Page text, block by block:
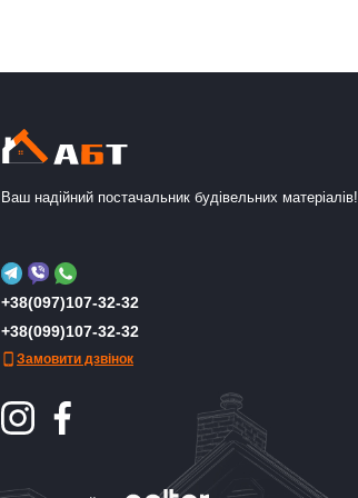
Ваш надійний постачальник будівельних матеріалів!
+38(097)107-32-32
+38(099)107-32-32
Замовити дзвінок